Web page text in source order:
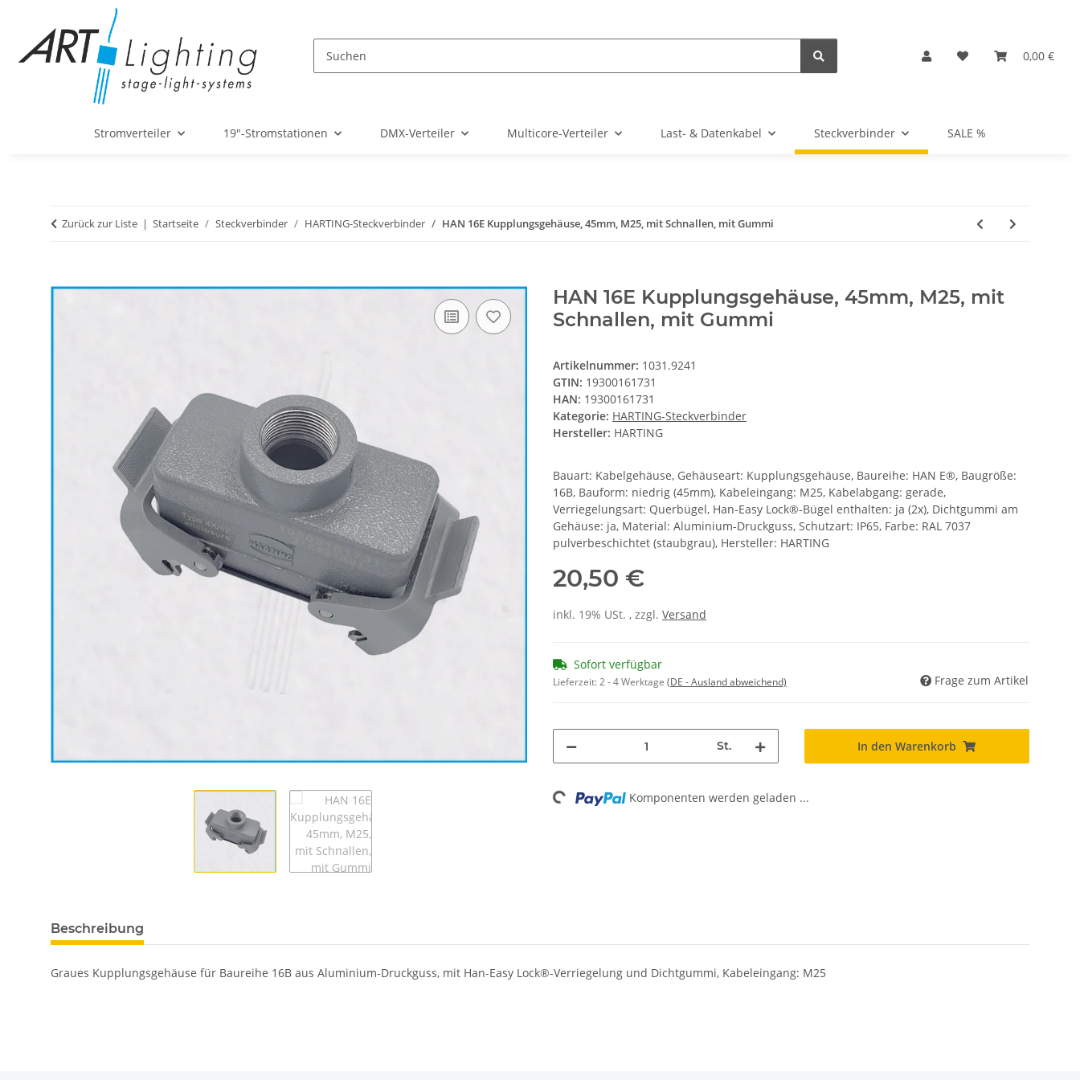
0,00 €
Stromverteiler 19"-Stromstationen DMX-Verteiler Multicore-Verteiler Last- & Datenkabel Steckverbinder SALE %
Zurück zur Liste Startseite Steckverbinder HARTING-Steckverbinder HAN 16E Kupplungsgehäuse, 45mm, M25, mit Schnallen, mit Gummi
HAN 16E Kupplungsgehäuse, 45mm, M25, mit
Schnallen, mit Gummi
Artikelnummer: 1031.9241
GTIN: 19300161731
HAN: 19300161731
Kategorie: HARTING-Steckverbinder
Hersteller: HARTING
Bauart: Kabelgehäuse, Gehäuseart: Kupplungsgehäuse, Baureihe: HAN E®, Baugröße:
16B, Bauform: niedrig (45mm), Kabeleingang: M25, Kabelabgang: gerade,
Verriegelungsart: Querbügel, Han-Easy Lock®-Bügel enthalten: ja (2x), Dichtgummi am
Gehäuse: ja, Material: Aluminium-Druckguss, Schutzart: IP65, Farbe: RAL 7037
pulverbeschichtet (staubgrau), Hersteller: HARTING
20,50 €
inkl. 19% USt. , zzgl. Versand
Sofort verfügbar
Lieferzeit:2 - 4 Werktage (DE - Ausland abweichend) Frage zum Artikel
St. In den Warenkorb
Loading... Komponenten werden geladen ...
Beschreibung
Graues Kupplungsgehäuse für Baureihe 16B aus Aluminium-Druckguss, mit Han-Easy Lock®-Verriegelung und Dichtgummi, Kabeleingang: M25